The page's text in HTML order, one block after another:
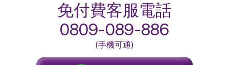
免付費客服電話
0809-089-886
(手機可通)